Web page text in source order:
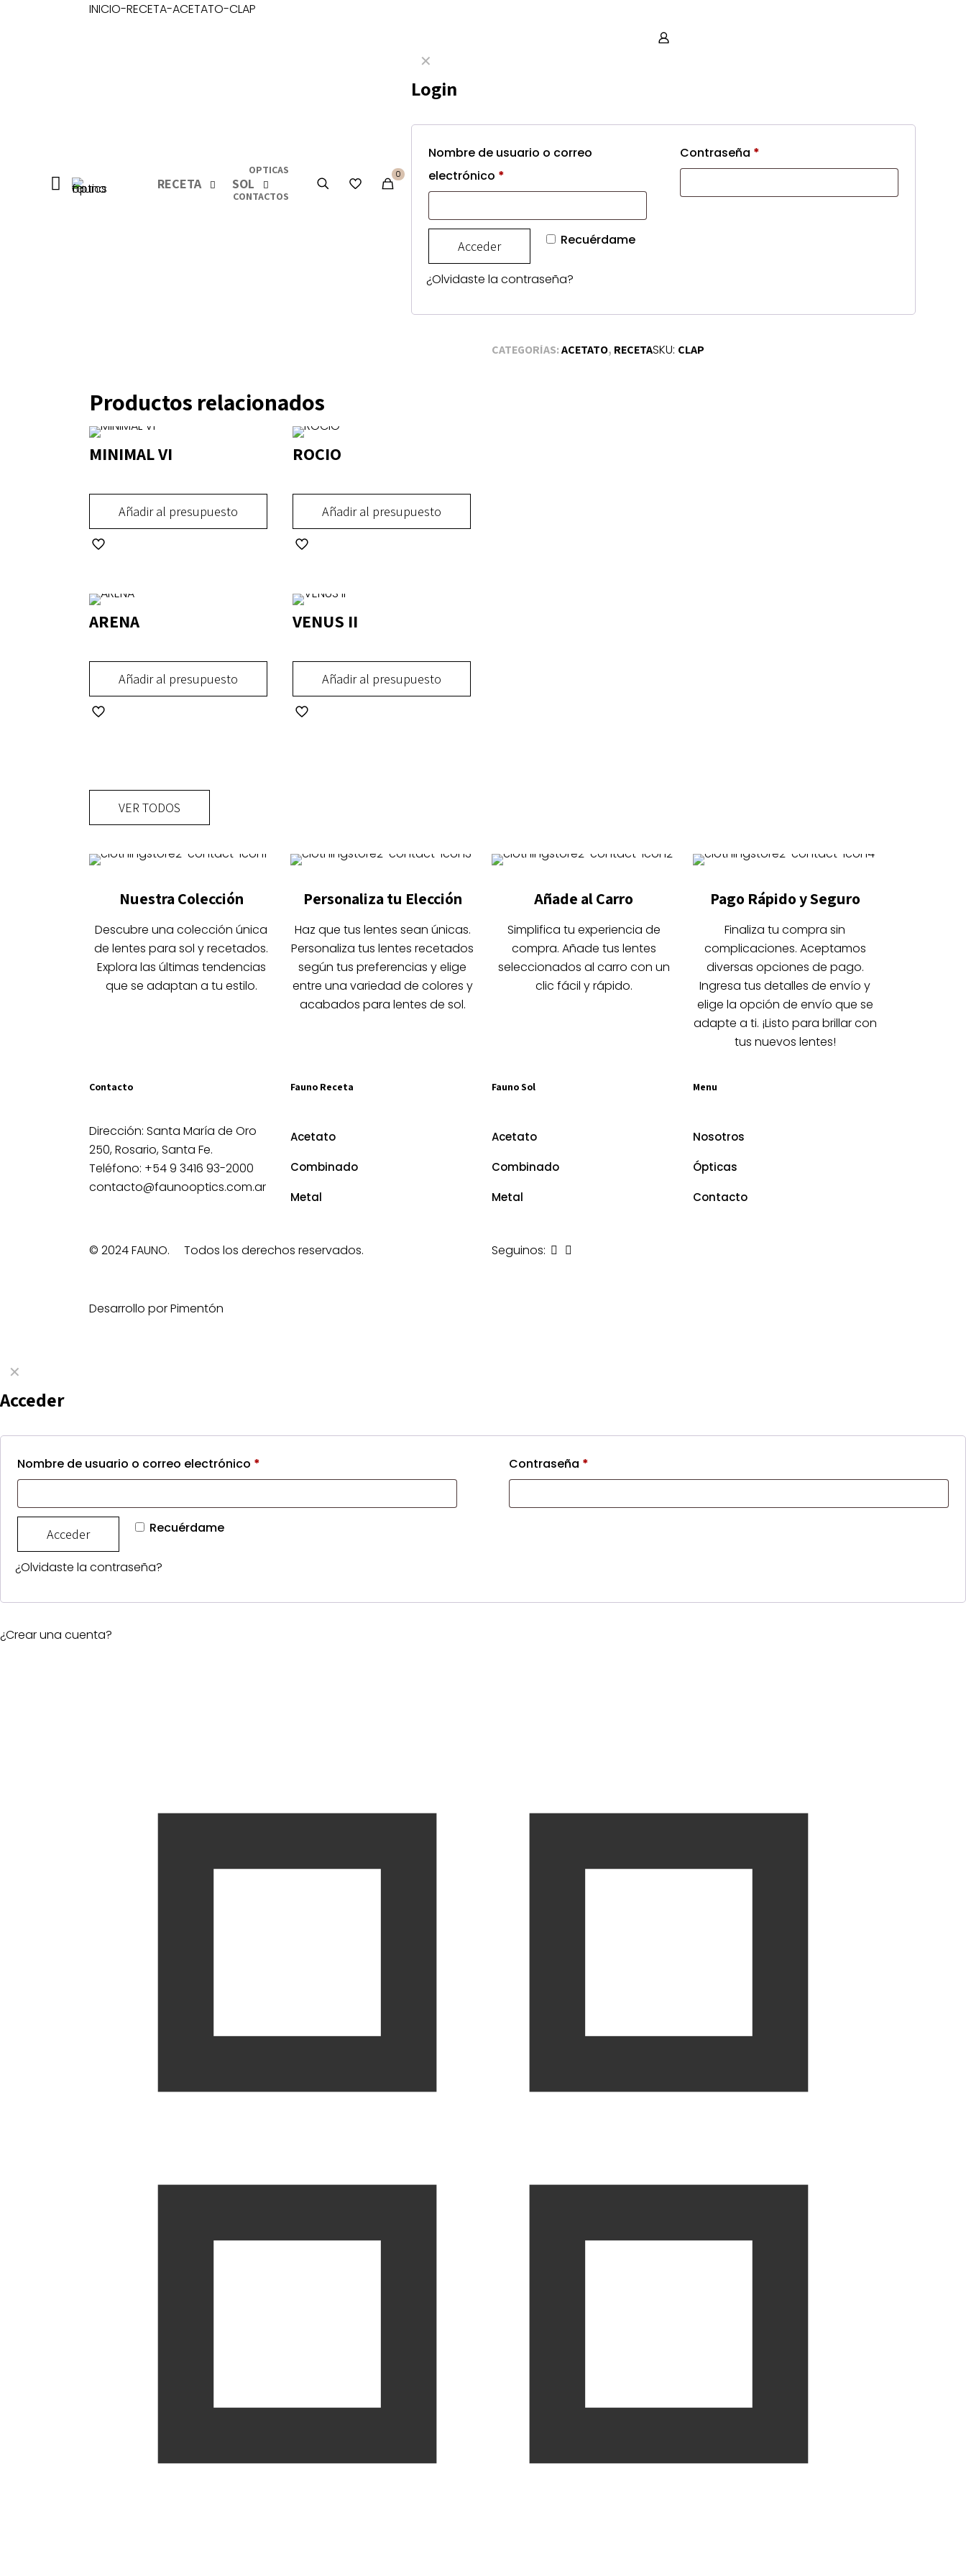
RECETA SOL
OPTICAS
CONTACTOS
0
✕
Login
Nombre de usuario o correo
electrónico *
Contraseña *
Recuérdame
Acceder
¿Olvidaste la contraseña?
INICIO-RECETA-ACETATO-CLAP
CLAP
CLAP
CLAP
cantidad
CATEGORÍAS:ACETATO, RECETASKU: CLAP
Productos relacionados
MINIMAL VI
Añadir al presupuesto
Este
múltiples
variantes.
pueden
elegir
de
producto
ROCIO
Añadir al presupuesto
Este
múltiples
variantes.
pueden
elegir
ARENA
Añadir al presupuesto
Este
opciones
pueden
página
de
producto
VENUS II
Añadir al presupuesto
Este
pueden
en
página
de
producto
VER TODOS
Nuestra Colección
Descubre una colección única
de lentes para sol y recetados.
Explora las últimas tendencias
que se adaptan a tu estilo.
Personaliza tu Elección
Haz que tus lentes sean únicas.
Personaliza tus lentes recetados
según tus preferencias y elige
entre una variedad de colores y
acabados para lentes de sol.
Añade al Carro
Simplifica tu experiencia de
compra. Añade tus lentes
seleccionados al carro con un
clic fácil y rápido.
Pago Rápido y Seguro
Finaliza tu compra sin
complicaciones. Aceptamos
diversas opciones de pago.
Ingresa tus detalles de envío y
elige la opción de envío que se
adapte a ti. ¡Listo para brillar con
tus nuevos lentes!
Contacto
Dirección: Santa María de Oro
250, Rosario, Santa Fe.
Teléfono: +54 9 3416 93-2000
contacto@faunooptics.com.ar
Fauno Receta
Acetato
Combinado
Metal
Fauno Sol
Acetato
Combinado
Metal
Menu
Nosotros
Ópticas
Contacto
© 2024 FAUNO. Todos los derechos reservados. Seguinos:
Desarrollo por Pimentón
✕
Acceder
Nombre de usuario o correo electrónico * Contraseña *
Recuérdame
Acceder
¿Olvidaste la contraseña?
¿Crear una cuenta?